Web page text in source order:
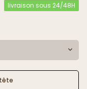
livraison sous 24/48H